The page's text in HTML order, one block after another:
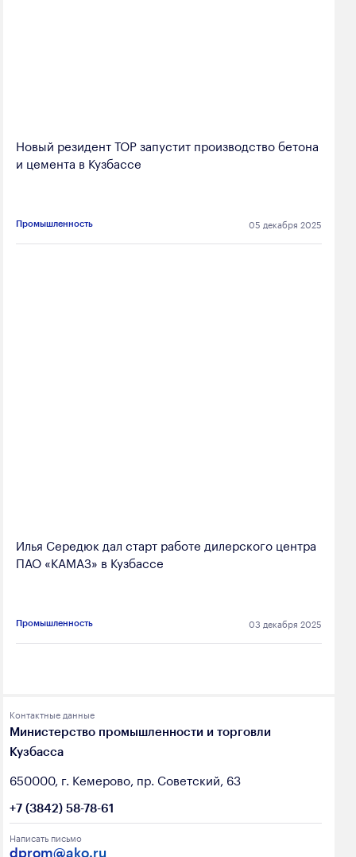
Новый резидент ТОР запустит производство бетона
и цемента в Кузбассе
Промышленность 05 декабря 2025
Илья Середюк дал старт работе дилерского центра
ПАО «КАМАЗ» в Кузбассе
Промышленность 03 декабря 2025
Контактные данные
Министерство промышленности и торговли
Кузбасса
650000, г. Кемерово, пр. Советский, 63
+7 (3842) 58-78-61
Написать письмо
dprom@ako.ru